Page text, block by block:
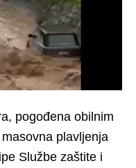
pogođena obilnim
plavljenja
Službe zaštite i